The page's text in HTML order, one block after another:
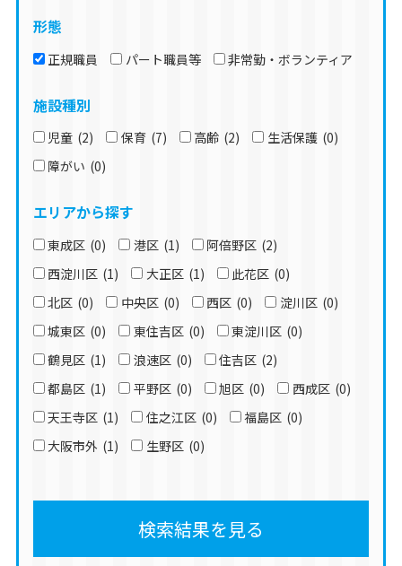
形態
正規職員 パート職員等 非常勤・ボランティア
施設種別
児童 (2) 保育 (7) 高齢 (2) 生活保護 (0)
障がい (0)
エリアから探す
東成区 (0) 港区 (1) 阿倍野区 (2)
西淀川区 (1) 大正区 (1) 此花区 (0)
北区 (0) 中央区 (0) 西区 (0) 淀川区 (0)
城東区 (0) 東住吉区 (0) 東淀川区 (0)
鶴見区 (1) 浪速区 (0) 住吉区 (2)
都島区 (1) 平野区 (0) 旭区 (0) 西成区 (0)
天王寺区 (1) 住之江区 (0) 福島区 (0)
大阪市外 (1) 生野区 (0)
検索結果を見る